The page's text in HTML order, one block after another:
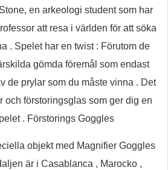
en arkeologi student som har
att resa i världen för att söka
. Spelet har en twist : Förutom de
gömda föremål som endast
de prylar som du måste vinna . Det
och förstoringsglas som ger dig en
. Förstorings Goggles
objekt med Magnifier Goggles
är i Casablanca , Marocko ,